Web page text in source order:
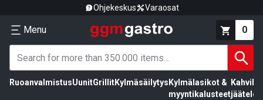
Ohjekeskus Varaosat
Menu 0
RuoanvalmistusUunitGrillitKylmäsäilytys Kylmälasikot &
myyntikalusteet
Kahvila,
jäätelö